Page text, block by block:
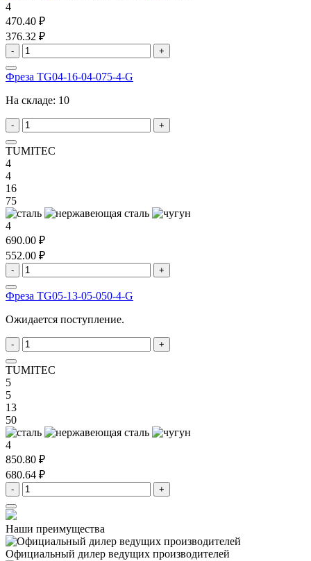
4
470.40 ₽
376.32 ₽
- +
Фреза TG04-16-04-075-4-G
На складе: 10
- +
TUMITEC
4
4
16
75
4
690.00 ₽
552.00 ₽
- +
Фреза TG05-13-05-050-4-G
Ожидается поступление.
- +
TUMITEC
5
5
13
50
4
850.80 ₽
680.64 ₽
- +
Наши преимущества
Официальный дилер ведущих производителей